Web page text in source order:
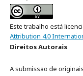
Este trabalho está
Attribution 4.0
Direitos Autorais
A submissão de